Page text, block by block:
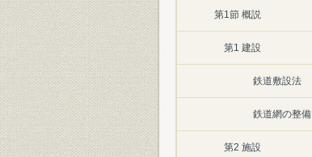
第1節 概説
第1 建設
鉄道敷設法
鉄道網の整備
第2 施設